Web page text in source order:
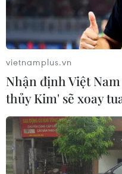
vietnamplus.vn
Nhận định Việt
thủy Kim' sẽ xoay